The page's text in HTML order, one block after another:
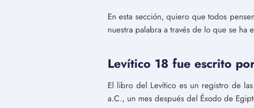
En esta sección, quiero que todos
nuestra palabra a través de lo que se ha
Levítico 18 fue escrito
El libro del Levítico es un registro de
a.C., un mes después del Éxodo de